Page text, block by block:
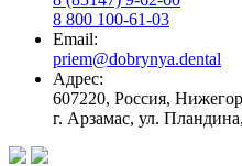
8 800 100-61-03
Email:
priem@dobrynya.dental
Адрес:
607220, Россия,
г. Арзамас, ул.